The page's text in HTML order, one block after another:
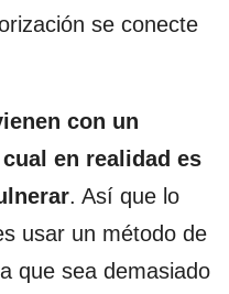
se conecte
con un
en realidad es
. Así que lo
usar un método de
que sea demasiado